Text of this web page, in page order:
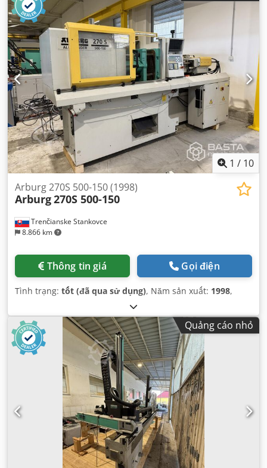
1 / 10
Trenčianske Stankovce
8.866 km
Arburg 270S 500-150 (1998)
Arburg270S 500-150
Thông tin giá Gọi điện
Tình trạng: tốt (đã qua sử dụng), Năm sản xuất: 1998,
Quảng cáo nhỏ